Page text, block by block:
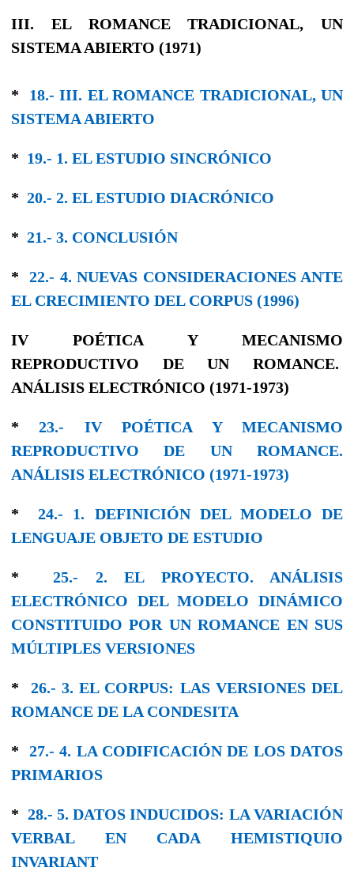
III. EL ROMANCE TRADICIONAL, UN
SISTEMA ABIERTO (1971)
* 18.- III. EL ROMANCE TRADICIONAL, UN
SISTEMA ABIERTO
* 19.- 1. EL ESTUDIO SINCRÓNICO
* 20.- 2. EL ESTUDIO DIACRÓNICO
* 21.- 3. CONCLUSIÓN
* 22.- 4. NUEVAS CONSIDERACIONES ANTE
EL CRECIMIENTO DEL CORPUS (1996)
IV POÉTICA Y MECANISMO
REPRODUCTIVO DE UN ROMANCE.
ANÁLISIS ELECTRÓNICO (1971-1973)
*
23.- IV POÉTICA Y MECANISMO
REPRODUCTIVO DE UN ROMANCE.
ANÁLISIS ELECTRÓNICO (1971-1973)
*24.- 1. DEFINICIÓN DEL MODELO DE
LENGUAJE OBJETO DE ESTUDIO
* 25.- 2. EL PROYECTO. ANÁLISIS
ELECTRÓNICO DEL MODELO DINÁMICO
CONSTITUIDO POR UN ROMANCE EN SUS
MÚLTIPLES VERSIONES
* 26.- 3. EL CORPUS: LAS VERSIONES DEL
ROMANCE DE LA CONDESITA
* 27.- 4. LA CODIFICACIÓN DE LOS DATOS
PRIMARIOS
* 28.- 5. DATOS INDUCIDOS: LA VARIACIÓN
VERBAL EN CADA HEMISTIQUIO
INVARIANT